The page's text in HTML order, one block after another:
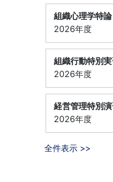
組織心理学特論
2026年度
組織行動特別
2026年度
経営管理特別
2026年度
全件表示 >>